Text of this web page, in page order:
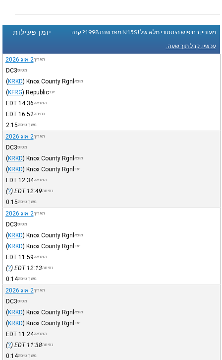
יומן פעילות מעוניין בחיפוש היסטורי מלא של N15SJ מאז שנת 1998?
קנה
עכשיו. קבל תוך שעה.
תאריך2 אוג 2026
מטוסDC3
מוצא Knox County Rgnl
(KRKD)
יעדRepublic
(KFRG)
המראה14:36
EDT
נחיתה16:52
EDT
משך טיסה2:15
תאריך2 אוג 2026
מטוסDC3
מוצא Knox County Rgnl
(KRKD)
יעד Knox County Rgnl
(KRKD)
המראה12:34
EDT
נחיתה12:49
EDT
(
?
)
משך טיסה0:15
תאריך2 אוג 2026
מטוסDC3
מוצא Knox County Rgnl
(KRKD)
יעד Knox County Rgnl
(KRKD)
המראה11:59
EDT
נחיתה12:13
EDT
(
?
)
משך טיסה0:14
תאריך2 אוג 2026
מטוסDC3
מוצא Knox County Rgnl
(KRKD)
יעד Knox County Rgnl
(KRKD)
המראה11:24
EDT
נחיתה11:38
EDT
(
?
)
משך טיסה0:14